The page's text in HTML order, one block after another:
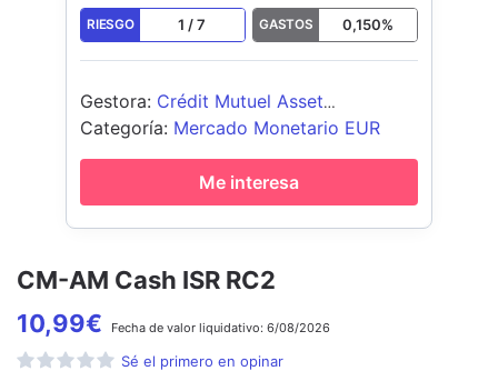
CM-AM Cash ISR RC2
10,99€ Fecha de valor liquidativo: 6/08/2026
Sé el primero en opinar
RIESGO 1 /7 GASTOS 0,150%
Gestora: Crédit Mutuel Asset
Management
Categoría: Mercado Monetario EUR
Me interesa